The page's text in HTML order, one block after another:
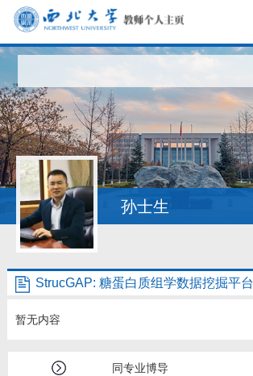
论文发表
软件开发
获奖信息
团队成员
新闻报道
孙士生
StrucGAP: 糖蛋白质组学数据挖掘平台
暂无内容
同专业博导